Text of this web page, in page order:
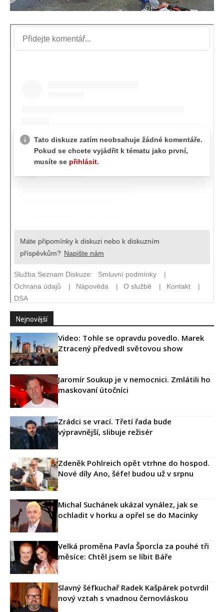
Nejnovější
Video: Tohle se opravdu povedlo. Marek
Ztracený předvedl světovou show
Jaromír Soukup je v nemocnici. Zmlátili ho
maskovaní útočníci
Zrádci se vrací. Třetí řada bude
výpravnější, slibuje režisér
Zdeněk Pohlreich opět vtrhne do hospod.
Nové díly Ano, šéfe! budou už v srpnu
Michal Suchánek ukázal vynález, jak se
ochladit v horku a opřel se do Macinky
Velká proměna Pavla Šporcla za pouhé tři
měsíce: Chtěl jsem se líbit Báře
Slavný šéfkuchař Radek Kašpárek potvrdil
nový vztah s vnadnou černovláskou